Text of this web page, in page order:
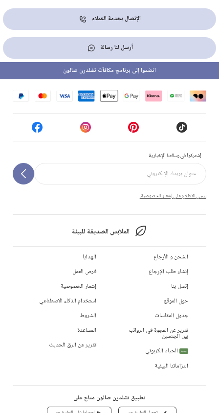
الإتصال بخدمة العملاء
أرسل لنا رسالة
إشتركوا في رسالتنا الإخبارية
يرجى الاطلاع على إشعار الخصوصية.
الملابس الصديقة للبيئة
انضموا إلى برنامج مكافآت تشلدرن صالون
الشحن و الأرجاع
إنشاء طلب الإرجاع
إتصل بنا
حول الموقع
جدول المقاسات
تقرير عن الفجوة في الرواتب
بين الجنسين
جديد
الحياد الكربوني
التزاماتنا البيئية
الهدايا
فرص العمل
إشعار الخصوصية
استخدام الذكاء الاصطناعي
الشروط
المساعدة
تقرير عن الرق الحديث
تطبيق تشلدرن صالون متاح على